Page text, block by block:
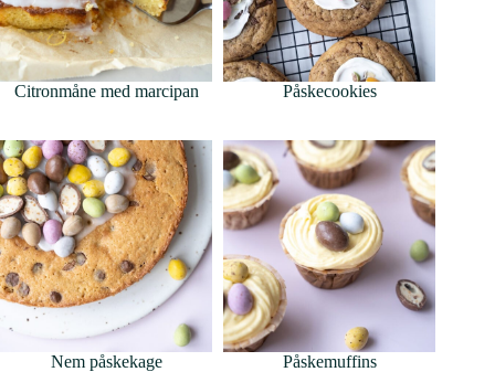
Citronmåne med marcipan Påskecookies
Nem påskekage Påskemuffins